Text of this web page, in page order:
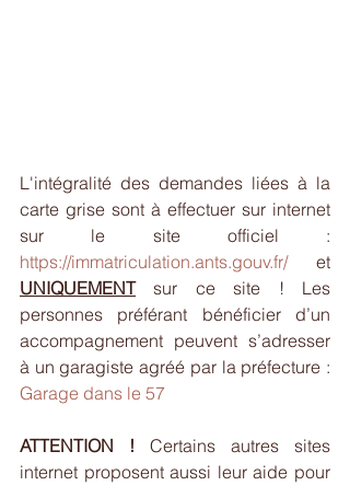
L'intégralité des demandes liées à la
carte grise sont à effectuer sur internet
https://immatriculation.ants.gouv.fr/
UNIQUEMENT sur ce site ! Les
personnes préférant bénéficier d’un
accompagnement peuvent s’adresser
Garage dans le 57
ATTENTION ! Certains autres sites
internet proposent aussi leur aide pour